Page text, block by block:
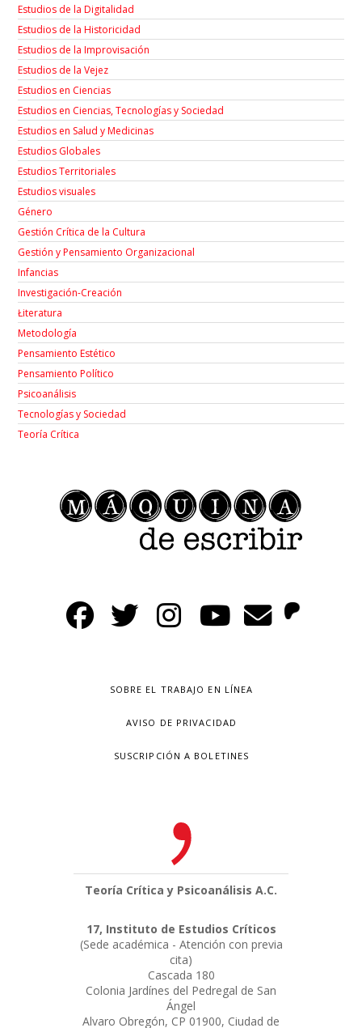
Estudios de la Digitalidad
Estudios de la Historicidad
Estudios de la Improvisación
Estudios de la Vejez
Estudios en Ciencias
Estudios en Ciencias, Tecnologías y Sociedad
Estudios en Salud y Medicinas
Estudios Globales
Estudios Territoriales
Estudios visuales
Género
Gestión Crítica de la Cultura
Gestión y Pensamiento Organizacional
Infancias
Investigación-Creación
Łiteratura
Metodología
Pensamiento Estético
Pensamiento Político
Psicoanálisis
Tecnologías y Sociedad
Teoría Crítica
SOBRE EL TRABAJO EN LÍNEA
AVISO DE PRIVACIDAD
SUSCRIPCIÓN A BOLETINES
Teoría Crítica y Psicoanálisis A.C.
17, Instituto de Estudios Críticos
(Sede académica - Atención con previa
cita)
Cascada 180
Colonia Jardínes del Pedregal de San
Ángel
Alvaro Obregón, CP 01900, Ciudad de